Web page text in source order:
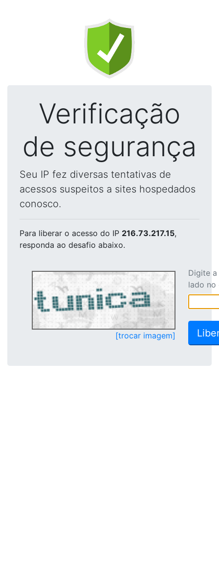
Verificação
de segurança
Seu IP fez diversas tentativas de
acessos suspeitos a sites hospedados
conosco.
Para liberar o acesso do IP 216.73.217.15,
responda ao desafio abaixo.
[trocar imagem]
Digite
lado no